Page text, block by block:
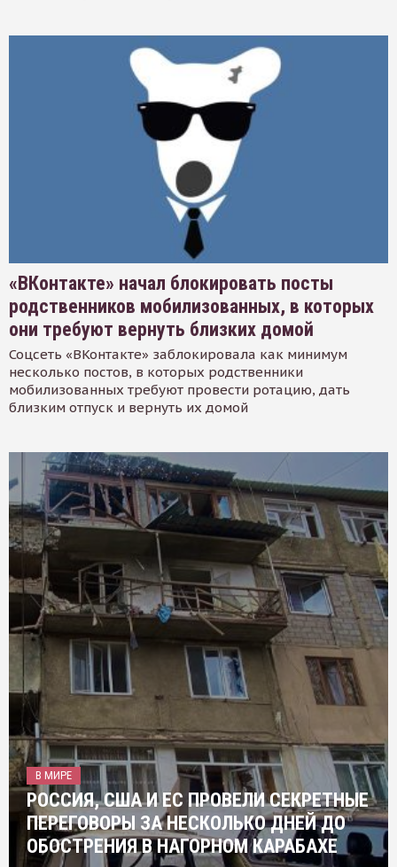
«ВКонтакте» начал блокировать посты
родственников мобилизованных, в которых
они требуют вернуть близких домой
Соцсеть «ВКонтакте» заблокировала как минимум
несколько постов, в которых родственники
мобилизованных требуют провести ротацию, дать
близким отпуск и вернуть их домой
В МИРЕ
РОССИЯ, США И ЕС ПРОВЕЛИ СЕКРЕТНЫЕ
ПЕРЕГОВОРЫ ЗА НЕСКОЛЬКО ДНЕЙ ДО
ОБОСТРЕНИЯ В НАГОРНОМ КАРАБАХЕ